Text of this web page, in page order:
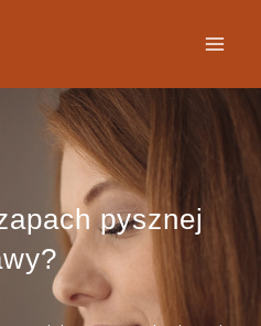
pysznej